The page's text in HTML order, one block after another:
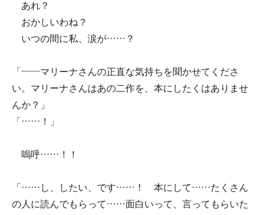
あれ？
おかしいわね？
いつの間に私、涙が……？
「――マリーナさんの正直な気持ちを聞かせてくださ
い。マリーナさんはあの二作を、本にしたくはありませ
んか？」
「……！」
嗚呼……！！
「……し、したい、です……！ 本にして……たくさん
の人に読んでもらって……面白いって、言ってもらいた